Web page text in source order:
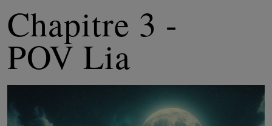
Chapitre 3 -
POV Lia